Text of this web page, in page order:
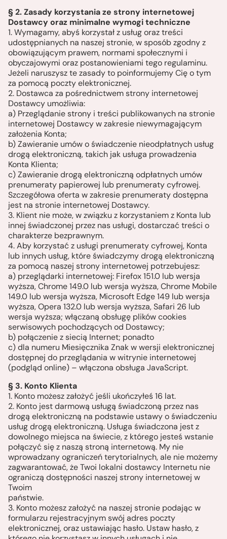
§ 2. Zasady korzystania ze strony internetowej
Dostawcy oraz minimalne wymogi techniczne
1. Wymagamy, abyś korzystał z usług oraz treści
udostępnianych na naszej stronie, w sposób zgodny z
obowiązującym prawem, normami społecznymi i
obyczajowymi oraz postanowieniami tego regulaminu.
Jeżeli naruszysz te zasady to poinformujemy Cię o tym
za pomocą poczty elektronicznej.
2. Dostawca za pośrednictwem strony internetowej
Dostawcy umożliwia:
a) Przeglądanie strony i treści publikowanych na stronie
internetowej Dostawcy w zakresie niewymagającym
założenia Konta;
b) Zawieranie umów o świadczenie nieodpłatnych usług
drogą elektroniczną, takich jak usługa prowadzenia
Konta Klienta;
c) Zawieranie drogą elektroniczną odpłatnych umów
prenumeraty papierowej lub prenumeraty cyfrowej.
Szczegółowa oferta w zakresie prenumeraty dostępna
jest na stronie internetowej Dostawcy.
3. Klient nie może, w związku z korzystaniem z Konta lub
innej świadczonej przez nas usługi, dostarczać treści o
charakterze bezprawnym.
4. Aby korzystać z usługi prenumeraty cyfrowej, Konta
lub innych usług, które świadczymy drogą elektroniczną
za pomocą naszej strony internetowej potrzebujesz:
a) przeglądarki internetowej: Firefox 151.0 lub wersja
wyższa, Chrome 149.0 lub wersja wyższa, Chrome Mobile
149.0 lub wersja wyższa, Microsoft Edge 149 lub wersja
wyższa, Opera 132.0 lub wersja wyższa, Safari 26 lub
wersja wyższa; włączaną obsługę plików cookies
serwisowych pochodzących od Dostawcy;
b) połączenie z siecią Internet; ponadto
c) dla numeru Miesięcznika Znak w wersji elektronicznej
dostępnej do przeglądania w witrynie internetowej
(podgląd online) – włączona obsługa JavaScript.
§ 3. Konto Klienta
1. Konto możesz założyć jeśli ukończyłeś 16 lat.
2. Konto jest darmową usługą świadczoną przez nas
drogą elektroniczną na podstawie ustawy o świadczeniu
usług drogą elektroniczną. Usługa świadczona jest z
dowolnego miejsca na świecie, z którego jesteś wstanie
połączyć się z naszą stroną internetową. My nie
wprowadzany ograniczeń terytorialnych, ale nie możemy
zagwarantować, że Twoi lokalni dostawcy Internetu nie
ograniczą dostępności naszej strony internetowej w
Twoim
państwie.
3. Konto możesz założyć na naszej stronie podając w
formularzu rejestracyjnym swój adres poczty
elektronicznej, oraz ustawiając hasło. Ustaw hasło, z